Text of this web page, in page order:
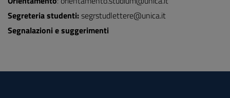
Segreteria studenti: segrstudlettere@unica.it
Segnalazioni e suggerimenti